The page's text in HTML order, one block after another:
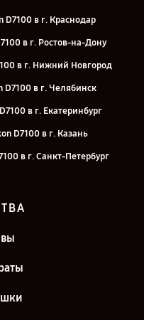
в г. Краснодар
в г. Ростов-на-Дону
в г. Нижний Новгород
в г. Челябинск
в г. Екатеринбург
D7100 в г. Казань
в г. Санкт-Петербург